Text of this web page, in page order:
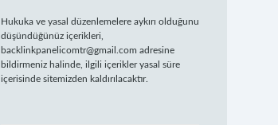
Hukuka ve yasal düzenlemelere aykırı olduğunu
düşündüğünüz içerikleri,
backlinkpanelicomtr@gmail.com adresine
bildirmeniz halinde, ilgili içerikler yasal süre
içerisinde sitemizden kaldırılacaktır.